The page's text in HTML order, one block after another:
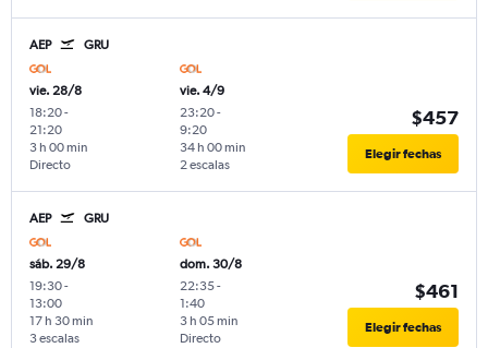
AEP GRU
vie. 28/8
18:20-
21:20
Directo
3 h 00 min
vie. 4/9
23:20-
9:20
2 escalas
34 h 00 min
$457
Elegir fechas
AEP GRU
sáb. 29/8
19:30-
13:00
3 escalas
17 h 30 min
dom. 30/8
22:35-
1:40
Directo
3 h 05 min
$461
Elegir fechas